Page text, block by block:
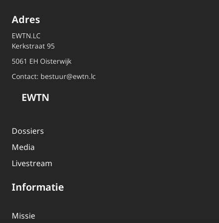
Adres
EWTN.LC
Kerkstraat 95
5061 EH Oisterwijk
Contact: bestuur@ewtn.lc
EWTN
Dossiers
Media
Livestream
Informatie
Missie